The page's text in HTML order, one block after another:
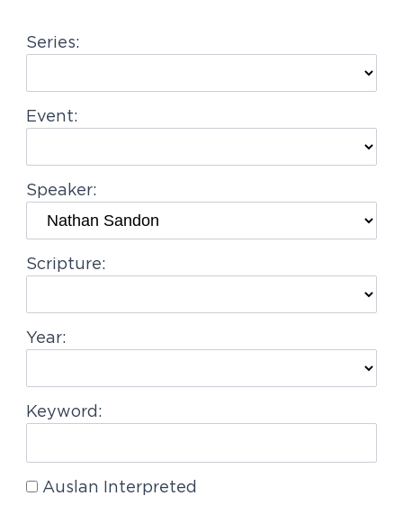
a
i
o
Series:
Event:
Speaker:
Scripture:
Year:
Keyword:
Auslan Interpreted